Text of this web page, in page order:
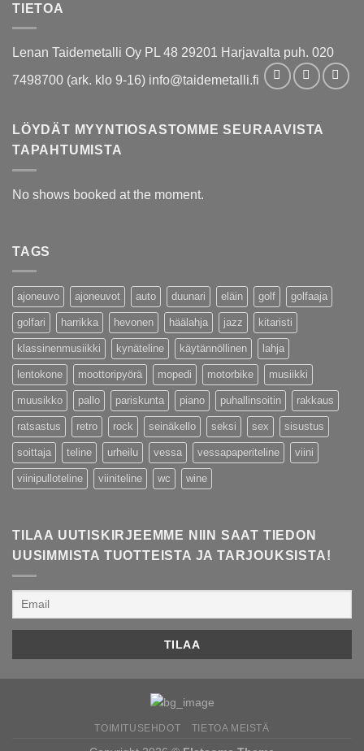
TIETOA
Lenan Taidemetalli Oy PL 48 29201 Harjavalta puh. 020
7498700 (ark. klo 9-16) info@taidemetalli.fi
LÖYDÄT MYYNTIOSASTOMME SEURAAVISTA
TAPAHTUMISTA
No shows booked at the moment.
TAGS
ajoneuvo ajoneuvot auto duunari eläin golf golfaaja
golfari harrikka hevonen häälahja jazz kitaristi
klassinenmusiikki kynäteline käytännöllinen lahja
lentokone moottoripyörä mopedi motorbike musiikki
muusikko pallo pariskunta piano puhallinsoitin rakkaus
ratsastus retro rock seinäkello seksi sex sisustus
soittaja teline urheilu vessa vessapaperiteline viini
viinipulloteline viiniteline wc wine
TILAA UUTISKIRJEEMME NIIN SAAT TIEDON
UUSIMMISTA TUOTTEISTA JA TARJOUKSISTA!
TOIMITUSEHDOT TIETOA MEISTÄ